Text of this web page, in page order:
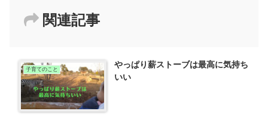
関連記事
子育てのこと
やっぱり薪ストーブは最高に気持ち
いい